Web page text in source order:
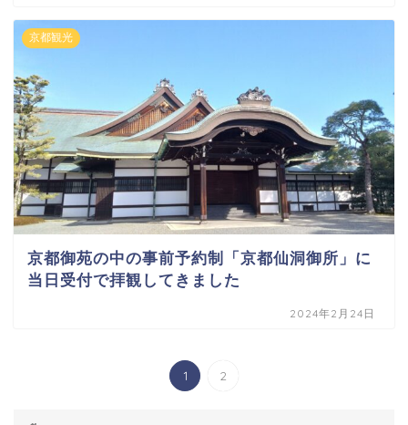
京都観光
京都御苑の中の事前予約制「京都仙洞御所」に
当日受付で拝観してきました
2024年2月24日
1 2